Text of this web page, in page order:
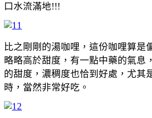
口水流滿地!!!
比之剛剛的湯咖哩，這份咖哩算是
略略高於甜度，有一點中藥的氣息
的甜度，濃稠度也恰到好處，尤其
時，當然非常好吃。